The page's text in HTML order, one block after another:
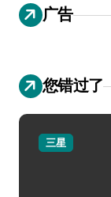
广告
您错过了
三星